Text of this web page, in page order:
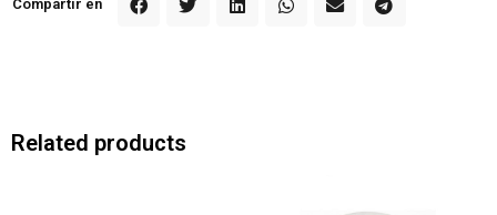
Compartir en
Related products